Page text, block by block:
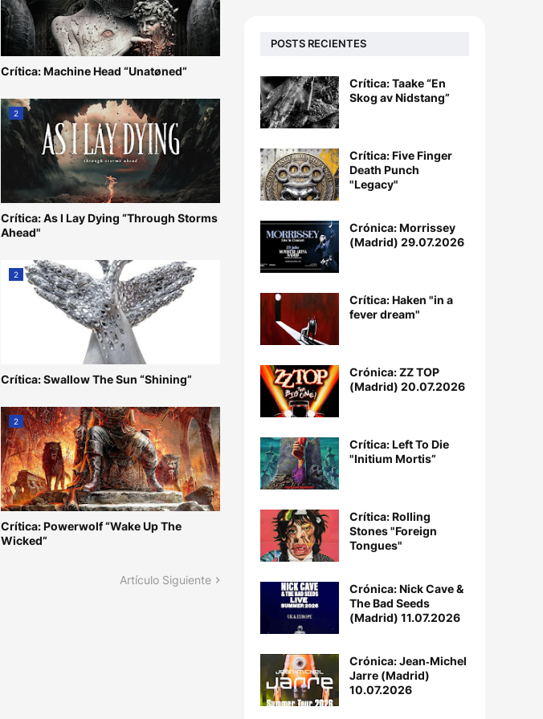
Crítica: Machine Head “Unatøned”
2
Crítica: As I Lay Dying “Through Storms
Ahead"
2
Crítica: Swallow The Sun “Shining”
2
Crítica: Powerwolf “Wake Up The
Wicked”
Artículo Siguiente
POSTS RECIENTES
Crítica: Taake “En
Skog av Nidstang”
Crítica: Five Finger
Death Punch
"Legacy"
Crónica: Morrissey
(Madrid) 29.07.2026
Crítica: Haken "in a
fever dream"
Crónica: ZZ TOP
(Madrid) 20.07.2026
Crítica: Left To Die
"Initium Mortis”
Crítica: Rolling
Stones "Foreign
Tongues"
Crónica: Nick Cave &
The Bad Seeds
(Madrid) 11.07.2026
Crónica: Jean‐Michel
Jarre (Madrid)
10.07.2026